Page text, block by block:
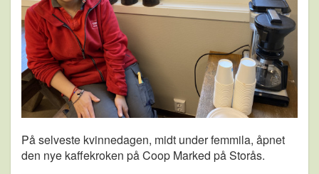
På selveste kvinnedagen, midt under femmila, åpnet
den nye kaffekroken på Coop Marked på Storås.